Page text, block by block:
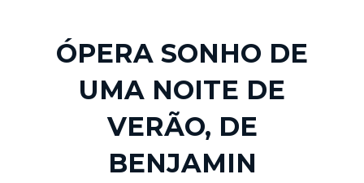
ÓPERA SONHO DE
UMA NOITE DE
VERÃO, DE
BENJAMIN